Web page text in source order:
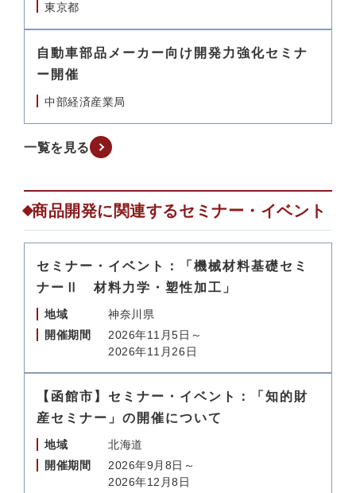
東京都
自動車部品メーカー向け開発力強化セミナ
ー開催
中部経済産業局
一覧を見る
商品開発に関連するセミナー・イベント
セミナー・イベント：「機械材料基礎セミ
ナーⅡ 材料力学・塑性加工」
地域
神奈川県
開催期間
2026年11月5日～
2026年11月26日
【函館市】セミナー・イベント：「知的財
産セミナー」の開催について
地域
北海道
開催期間
2026年9月8日～
2026年12月8日